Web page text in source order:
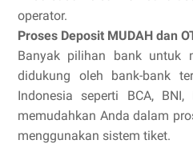
operator.
Proses Deposit MUDAH dan
Banyak pilihan bank untuk
didukung oleh bank-bank
Indonesia seperti BCA,
memudahkan Anda dalam
menggunakan sistem tiket.